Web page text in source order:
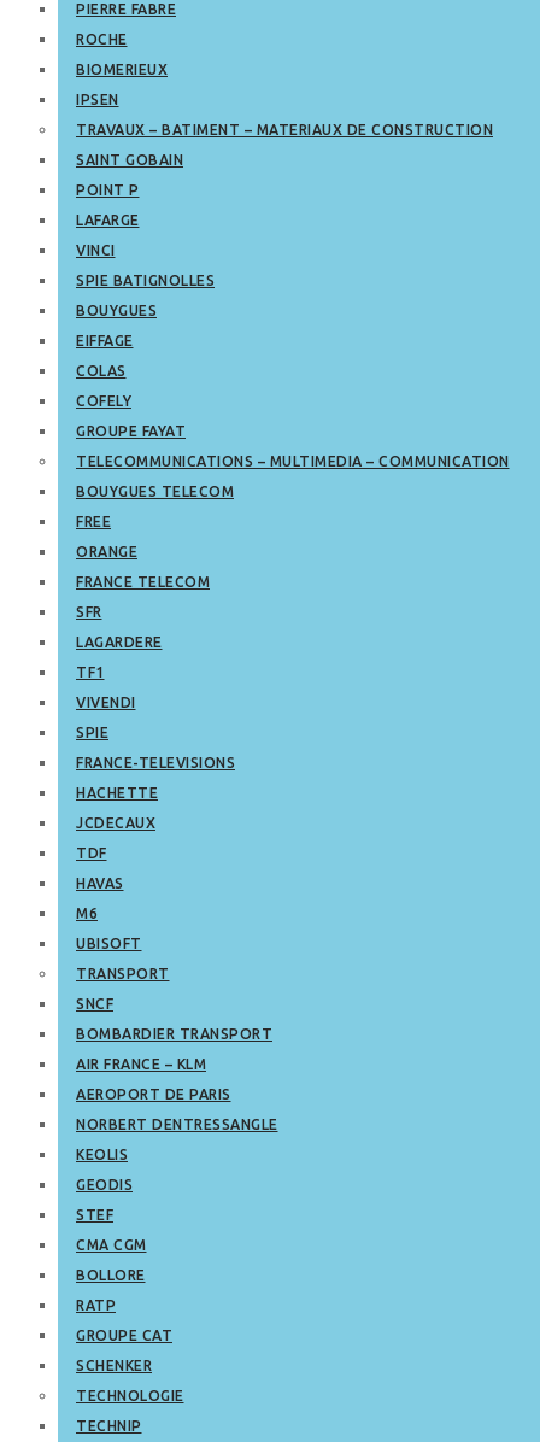
PIERRE FABRE
ROCHE
BIOMERIEUX
IPSEN
TRAVAUX – BATIMENT – MATERIAUX DE CONSTRUCTION
SAINT GOBAIN
POINT P
LAFARGE
VINCI
SPIE BATIGNOLLES
BOUYGUES
EIFFAGE
COLAS
COFELY
GROUPE FAYAT
TELECOMMUNICATIONS – MULTIMEDIA – COMMUNICATION
BOUYGUES TELECOM
FREE
ORANGE
FRANCE TELECOM
SFR
LAGARDERE
TF1
VIVENDI
SPIE
FRANCE-TELEVISIONS
HACHETTE
JCDECAUX
TDF
HAVAS
M6
UBISOFT
TRANSPORT
SNCF
BOMBARDIER TRANSPORT
AIR FRANCE – KLM
AEROPORT DE PARIS
NORBERT DENTRESSANGLE
KEOLIS
GEODIS
STEF
CMA CGM
BOLLORE
RATP
GROUPE CAT
SCHENKER
TECHNOLOGIE
TECHNIP